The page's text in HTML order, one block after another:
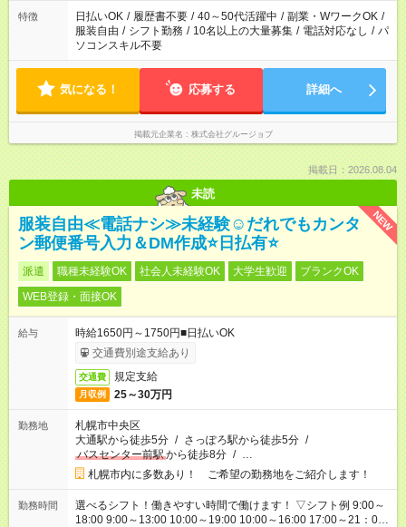
特徴 日払いOK / 履歴書不要 / 40～50代活躍中 / 副業・WワークOK /
服装自由 / シフト勤務 / 10名以上の大量募集 / 電話対応なし / パ
ソコンスキル不要
気になる！ 応募する 詳細へ
掲載元企業名 株式会社グルージョブ
掲載日：2026.08.04
未読
NEW
服装自由≪電話ナシ≫未経験☺だれでもカンタ
ン郵便番号入力＆DM作成⭐日払有⭐
派遣 職種未経験OK 社会人未経験OK 大学生歓迎
ブランクOK
WEB登録・面接OK
給与
時給1650円～1750円■日払いOK
交通費別途支給あり
交通費 規定支給
月収例 25～30万円
勤務地
札幌市中央区
大通駅から徒歩5分 / さっぽろ駅から徒歩5分 /
バスセンター前駅から徒歩8分 / …
札幌市内に多数あり！ ご希望の勤務地をご紹介します！
勤務時間
選べるシフト！働きやすい時間で働けます！ ▽シフト例 9:00～
18:00 9:00～13:00 10:00～19:00 10:00～16:00 17:00～21：00